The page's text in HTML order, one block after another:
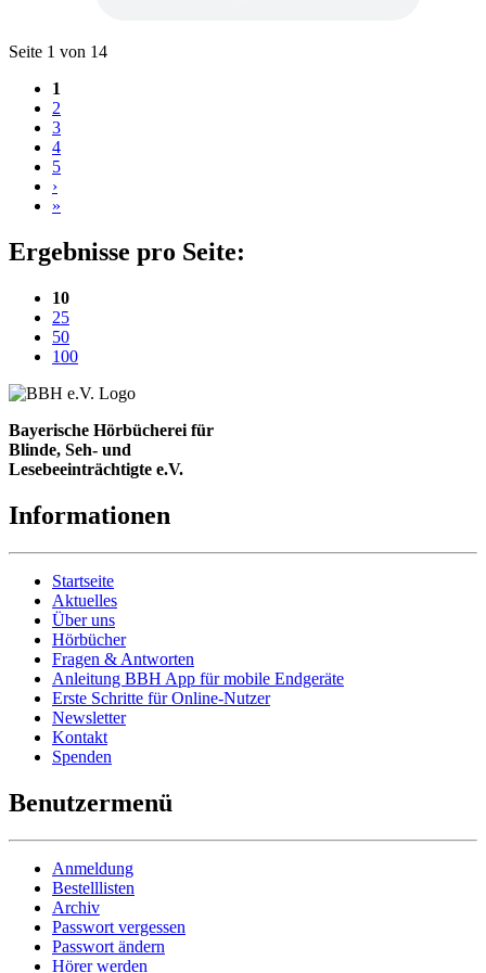
Blättern
Seite 1 von 14
1
2
3
4
5
›
»
Ergebnisse pro Seite:
10(aktuelle Einstellung)
25
50
100
Bayerische Hörbücherei für
Blinde, Seh- und
Lesebeeinträchtigte e.V.
Informationen
Startseite
Aktuelles
Über uns
Hörbücher
Fragen & Antworten
Anleitung BBH App für mobile Endgeräte
Erste Schritte für Online-Nutzer
Newsletter
Kontakt
Spenden
Benutzermenü
Anmeldung
Bestelllisten
Archiv
Passwort vergessen
Passwort ändern
Hörer werden